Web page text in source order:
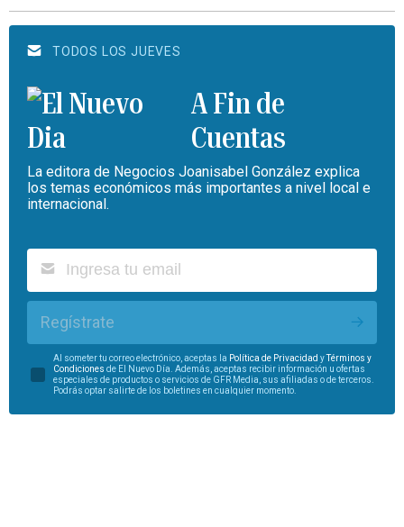
TODOS LOS JUEVES
A Fin de
Cuentas
La editora de Negocios Joanisabel González explica
los temas económicos más importantes a nivel local e
internacional.
Regístrate
Al someter tu correo electrónico, aceptas la Política de Privacidad yTérminos y
Condiciones de El Nuevo Día. Además, aceptas recibir información u ofertas
especiales de productos o servicios de GFR Media, sus afiliadas o de terceros.
Podrás optar salirte de los boletines en cualquier momento.